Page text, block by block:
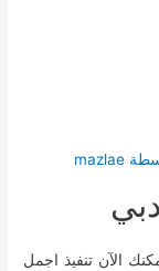
mazlae
الآن تنفيذ اجمل